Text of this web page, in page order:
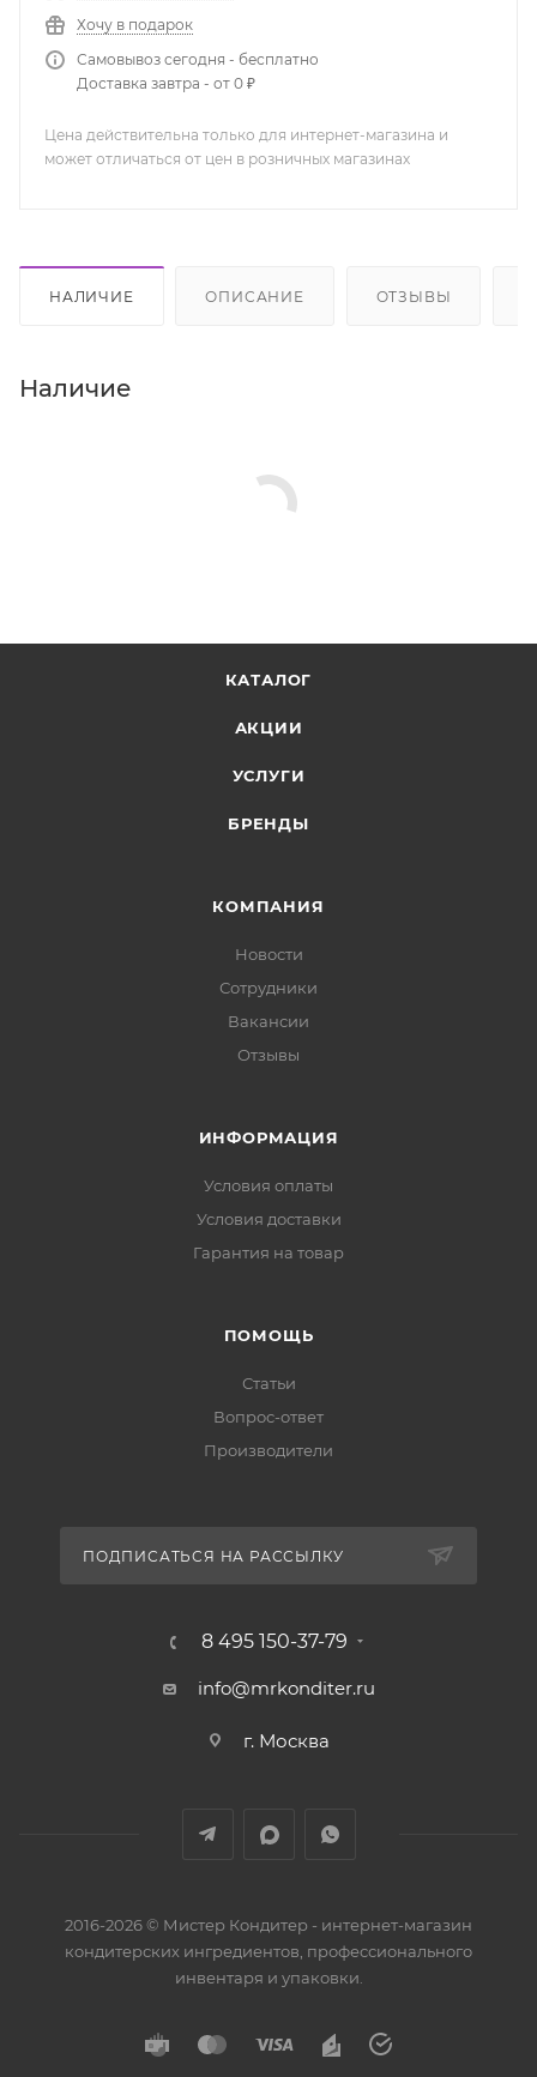
Хочу в подарок
Самовывоз сегодня - бесплатно
Доставка завтра - от 0 ₽
Цена действительна только для интернет-магазина и
может отличаться от цен в розничных магазинах
НАЛИЧИЕ ОПИСАНИЕ ОТЗЫВЫ
Наличие
КАТАЛОГ
АКЦИИ
УСЛУГИ
БРЕНДЫ
КОМПАНИЯ
Новости
Сотрудники
Вакансии
Отзывы
ИНФОРМАЦИЯ
Условия оплаты
Условия доставки
Гарантия на товар
ПОМОЩЬ
Статьи
Вопрос-ответ
Производители
ПОДПИСАТЬСЯ НА РАССЫЛКУ
8 495 150-37-79
info@mrkonditer.ru
г. Москва
2016-2026 © Мистер Кондитер - интернет-магазин
кондитерских ингредиентов, профессионального
инвентаря и упаковки.